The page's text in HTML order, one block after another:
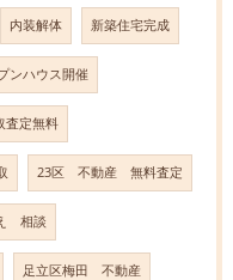
内装解体 新築住宅完成
ンハウス開催
査定無料
23区 不動産 無料査定
相談
足立区梅田 不動産